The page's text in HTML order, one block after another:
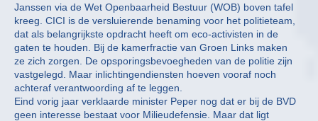
Janssen via de Wet Openbaarheid Bestuur (WOB) boven tafel
kreeg. CICI is de versluierende benaming voor het politieteam,
dat als belangrijkste opdracht heeft om eco-activisten in de
gaten te houden. Bij de kamerfractie van Groen Links maken
ze zich zorgen. De opsporingsbevoegheden van de politie zijn
vastgelegd. Maar inlichtingendiensten hoeven vooraf noch
achteraf verantwoording af te leggen.
Eind vorig jaar verklaarde minister Peper nog dat er bij de BVD
geen interesse bestaat voor Milieudefensie. Maar dat ligt